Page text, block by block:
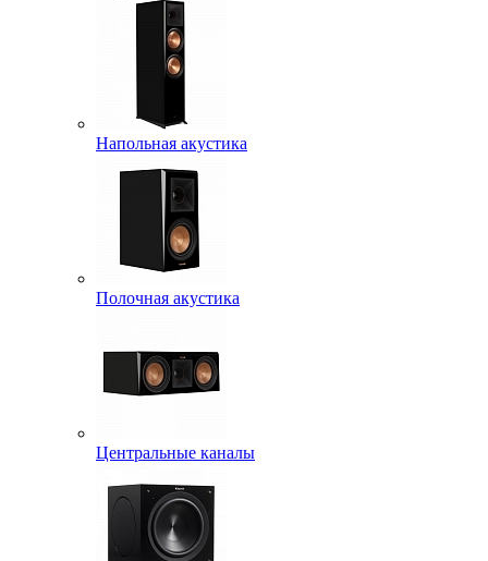
Напольная акустика
Полочная акустика
Центральные каналы